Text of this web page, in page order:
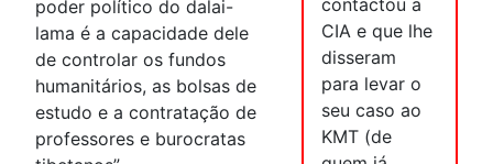
contactou a
CIA e que lhe
disseram
para levar o
seu caso ao
KMT (de
poder político do dalai-
lama é a capacidade dele
de controlar os fundos
humanitários, as bolsas de
estudo e a contratação de
professores e burocratas